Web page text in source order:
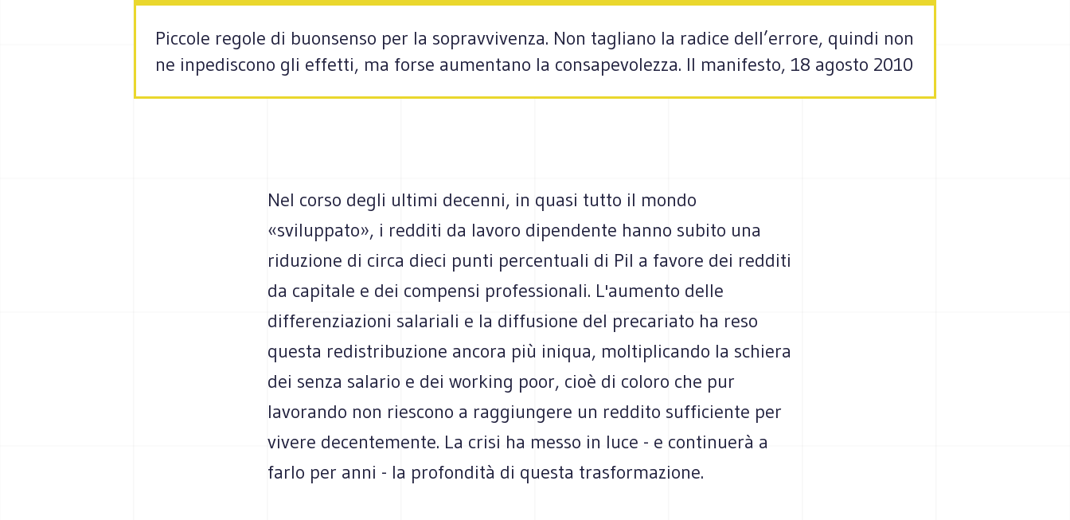
Piccole regole di buonsenso per la sopravvivenza. Non tagliano la radice dell’errore, quindi non
ne inpediscono gli effetti, ma forse aumentano la consapevolezza. Il manifesto, 18 agosto 2010
Nel corso degli ultimi decenni, in quasi tutto il mondo
«sviluppato», i redditi da lavoro dipendente hanno subito una
riduzione di circa dieci punti percentuali di Pil a favore dei redditi
da capitale e dei compensi professionali. L'aumento delle
differenziazioni salariali e la diffusione del precariato ha reso
questa redistribuzione ancora più iniqua, moltiplicando la schiera
dei senza salario e dei working poor, cioè di coloro che pur
lavorando non riescono a raggiungere un reddito sufficiente per
vivere decentemente. La crisi ha messo in luce - e continuerà a
farlo per anni - la profondità di questa trasformazione.